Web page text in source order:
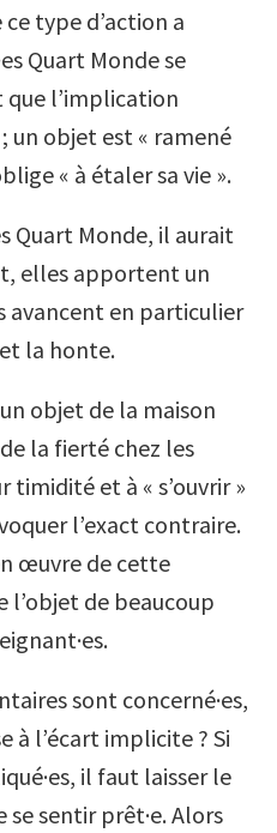
type d’action a
Quart Monde se
l’implication
objet est « ramené
« à étaler sa vie ».
Quart Monde, il aurait
elles apportent un
avancent en particulier
la honte.
objet de la maison
la fierté chez les
timidité et à « s’ouvrir »
l’exact contraire.
œuvre de cette
l’objet de beaucoup
sont concerné·es,
à l’écart implicite ? Si
il faut laisser le
sentir prêt·e. Alors